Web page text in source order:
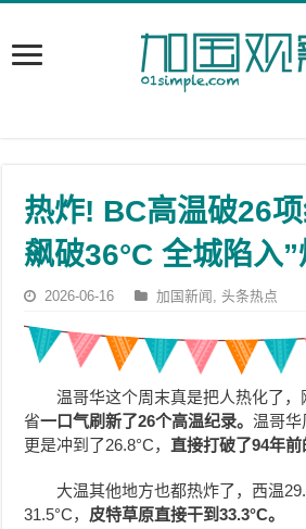
热炸! BC高温破26
飙破36°C 全城陷入
2026-06-16 加国新闻 ,头条热点
温哥华这个周末真是把人热化了
省一口气刷新了26个高温纪录。温哥华
更是冲到了26.8°C，直接打破了94年前
大温其他地方也都热炸了，西温
31.5°C， 皮特草原直接干到33.3°C。